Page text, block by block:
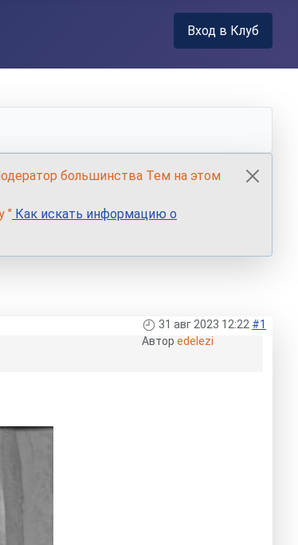
Вход в Клуб
большинства Тем на этом
" Как искать информацию о
31 авг 2023 12:22 #1
Автор edelezi